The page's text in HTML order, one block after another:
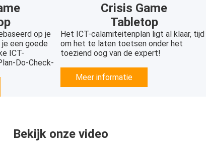
op je
een goede
ICT-
Do-Check-
Crisis Game
Tabletop
Het ICT-calamiteitenplan ligt al klaar, tijd
om het te laten toetsen onder het
toeziend oog van de expert!
Meer informatie
Bekijk onze video